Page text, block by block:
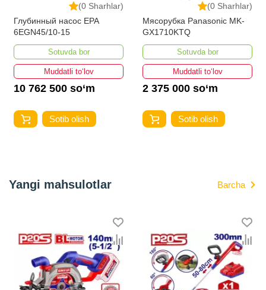
(0 Sharhlar)
Глубинный насос EPA
6EGN45/10-15
Sotuvda bor
Muddatli to‘lov
10 762 500 so‘m
Sotib olish
(0 Sharhlar)
Мясорубка Panasonic MK-
GX1710KTQ
Sotuvda bor
Muddatli to‘lov
2 375 000 so‘m
Sotib olish
Yangi mahsulotlar Barcha